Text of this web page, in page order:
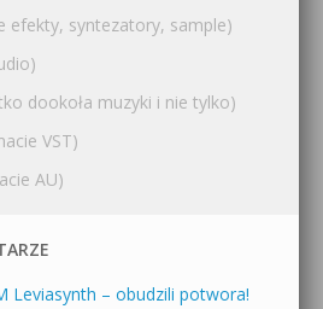
efekty, syntezatory, sample)
dookoła muzyki i nie tylko)
VST)
AU)
Leviasynth – obudzili potwora!